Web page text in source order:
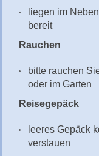
liegen im
bereit
Rauchen
bitte rauchen
oder im Garten
Reisegepäck
leeres Gepäck
verstauen